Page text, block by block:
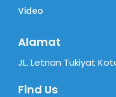
Video
Alamat
JL. Letnan Tukiyat
Find Us